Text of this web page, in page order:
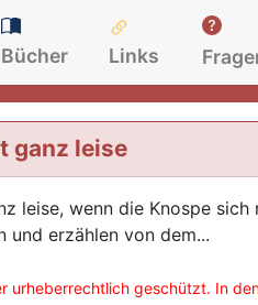
Bücher Links
ganz leise
leise, wenn die Knospe
und erzählen von dem...
urheberrechtlich geschützt. In